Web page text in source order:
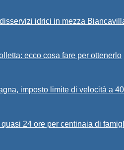
idrici in mezza
ecco cosa fare per ottenerlo
imposto limite di velocità a
24 ore per centinaia di